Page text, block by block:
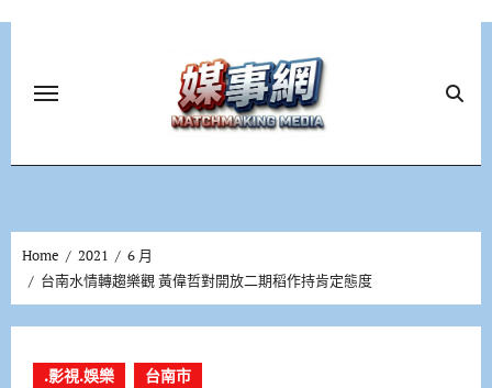
Home 2021
6 月
台南水情轉趨樂觀 黃偉哲對開放二期稻作持肯定態度
.影視.娛樂 台南市